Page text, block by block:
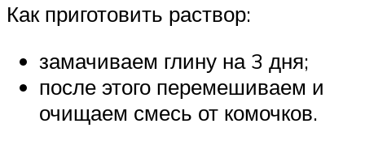
Как приготовить раствор:
замачиваем глину на 3 дня;
после этого перемешиваем и
очищаем смесь от комочков.